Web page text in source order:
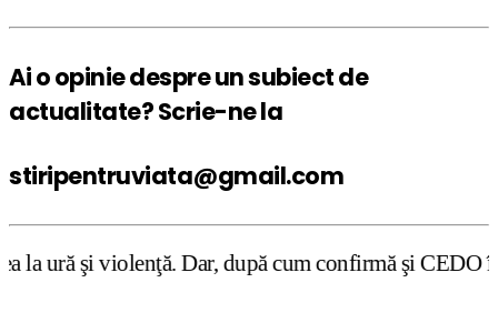
Ai o opinie despre un subiect de
actualitate? Scrie-ne la
stiripentruviata@gmail.com
Dar, după cum confirmă şi CEDO în cazul